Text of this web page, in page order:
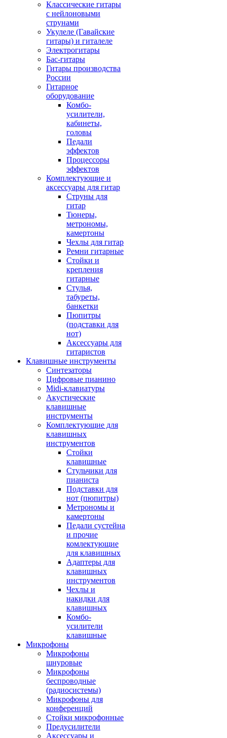
Классические гитары
с нейлоновыми
струнами
Укулеле (Гавайские
гитары) и гиталеле
Электрогитары
Бас-гитары
Гитары производства
России
Гитарное
оборудование
Комбо-
усилители,
кабинеты,
головы
Педали
эффектов
Процессоры
эффектов
Комплектующие и
аксессуары для гитар
Струны для
гитар
Тюнеры,
метрономы,
камертоны
Чехлы для гитар
Ремни гитарные
Стойки и
крепления
гитарные
Стулья,
табуреты,
банкетки
Пюпитры
(подставки для
нот)
Аксессуары для
гитаристов
Клавишные инструменты
Синтезаторы
Цифровые пианино
Midi-клавиатуры
Акустические
клавишные
инструменты
Комплектующие для
клавишных
инструментов
Стойки
клавишные
Стульчики для
пианиста
Подставки для
нот (пюпитры)
Метрономы и
камертоны
Педали сустейна
и прочие
комлектующие
для клавишных
Адаптеры для
клавишных
инструментов
Чехлы и
накидки для
клавишных
Комбо-
усилители
клавишные
Микрофоны
Микрофоны
шнуровые
Микрофоны
беспроводные
(радиосистемы)
Микрофоны для
конференций
Стойки микрофонные
Предусилители
Аксессуары и